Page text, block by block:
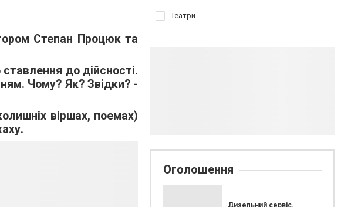
Степан Процюк та
до дійсності.
Чому? Як? Звідки? -
віршах, поемах)
Театри
Оголошення
Дизельний сервіс.